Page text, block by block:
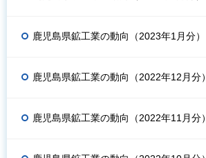
鹿児島県鉱工業の動向（2023年1月分）
鹿児島県鉱工業の動向（2022年12月分）
鹿児島県鉱工業の動向（2022年11月分）